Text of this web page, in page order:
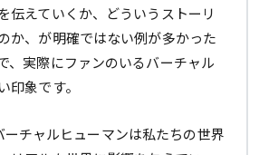
伝えていくか、どういうストーリ
か、が明確ではない例が多かった
、実際にファンのいるバーチャル
印象です。
チャルヒューマンは私たちの世界